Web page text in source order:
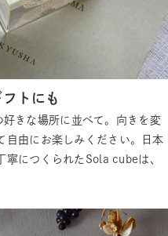
トにも
きな場所に並べて。向きを変
自由にお楽しみください。日本
寧につくられたSola cubeは、